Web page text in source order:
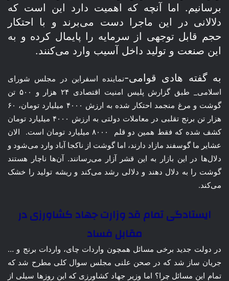
برسانیم. اما آنچه که اهمیت دارد این است که
دلالانی در این ماجرا دست می‌برند و با احتکار
حجم قابل توجهی از سرمایه را پایمال کرده و به
این صنعت و تولید داخل آسیب وارد می‌کنند.
به گفته هادی قوامی-نماینده اسفراین در مجلس شورای
اسلامی_ طبق گزارش پلیس امنیت اقتصادی ۲۴ هزار و ۵۰۰ تن
گوشت و مرغ منجمد احتکار شده به ارزش ۴۰۰۰ میلیارد تومان، ۶۰
هزار تن برنج تقلبی در معاملات دولتی به ارزش ۴۰۰۰ میلیارد تومان
کشف شده که فقط همین دو قلم ۸۰۰۰ میلیارد تومان است. الان
عشایر ما گوسفند مازاد دارند، اما گوشت از ناکجا آباد وارد می‌شود و
دلال‌ها در این بازار به این قشر آزار می‌رسانند. آن‌ها ناچار هستند
گوشت را به دلال دهند و دلالی رشد می‌کند و ریشه تولید را خشک
می‌کند.
ایستادگی تمام قد وزارت جهاد کشاورزی در
مقابل فساد
در دولت جدید برخی مسائل همچون واردات چای، واردات برنج و …
جریان ساز شد که در صحن علنی مجلس سوال کلی مطرح شد که
تمام این مسائل چرا؟ اما وزیر جهاد کشاورزی که این روزها سیلی از